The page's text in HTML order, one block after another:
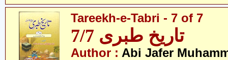
Tareekh-e-Tabri - 7 of 7
تاریخ طبری 7/7
Author : Abi Jafer